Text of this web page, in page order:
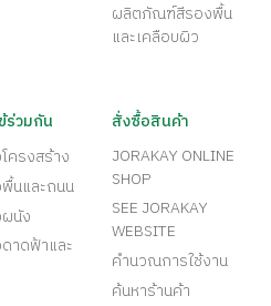
ผลิตภัณฑ์สีรองพื้น
และเคลือบผิว
ร่วมกัน
ครงสร้าง
นและถนน
นัง
าดฟ้าและ
สั่งซื้อสินค้า
JORAKAY ONLINE
SHOP
SEE JORAKAY
WEBSITE
คำนวณการใช้งาน
ค้นหาร้านค้า